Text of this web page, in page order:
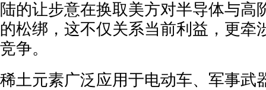
陆的让步意在换取美方对半导体与高
的松绑，这不仅关系当前利益，更牵
竞争。
稀土元素广泛应用于电动车、军事武